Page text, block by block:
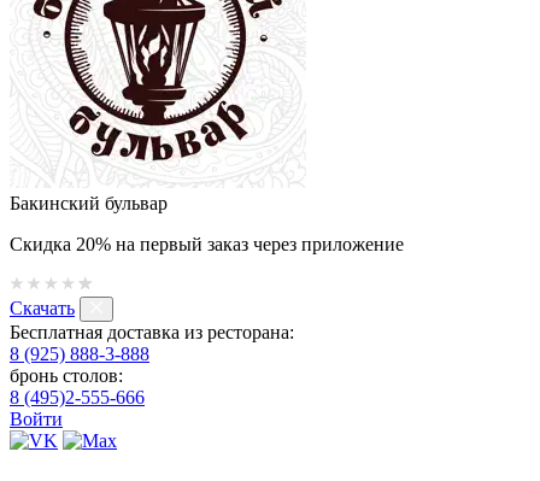
Бакинский бульвар
Скидка 20% на первый заказ через приложение
Скачать
Бесплатная доставка из ресторана:
8 (925) 888-3-888
бронь столов:
8 (495)2-555-666
Войти